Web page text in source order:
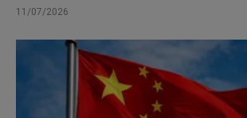
11/07/2026